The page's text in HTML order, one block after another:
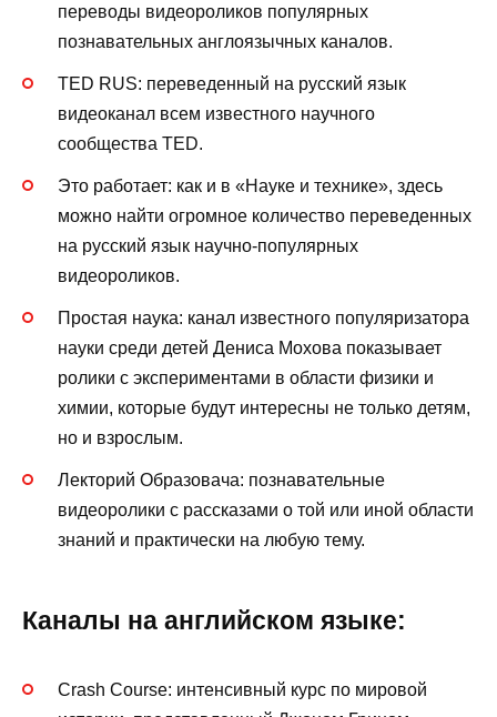
переводы видеороликов популярных
познавательных англоязычных каналов.
TED RUS: переведенный на русский язык
видеоканал всем известного научного
сообщества TED.
Это работает: как и в «Науке и технике», здесь
можно найти огромное количество переведенных
на русский язык научно-популярных
видеороликов.
Простая наука: канал известного популяризатора
науки среди детей Дениса Мохова показывает
ролики с экспериментами в области физики и
химии, которые будут интересны не только детям,
но и взрослым.
Лекторий Образовача: познавательные
видеоролики с рассказами о той или иной области
знаний и практически на любую тему.
Каналы на английском языке:​
Crash Course: интенсивный курс по мировой